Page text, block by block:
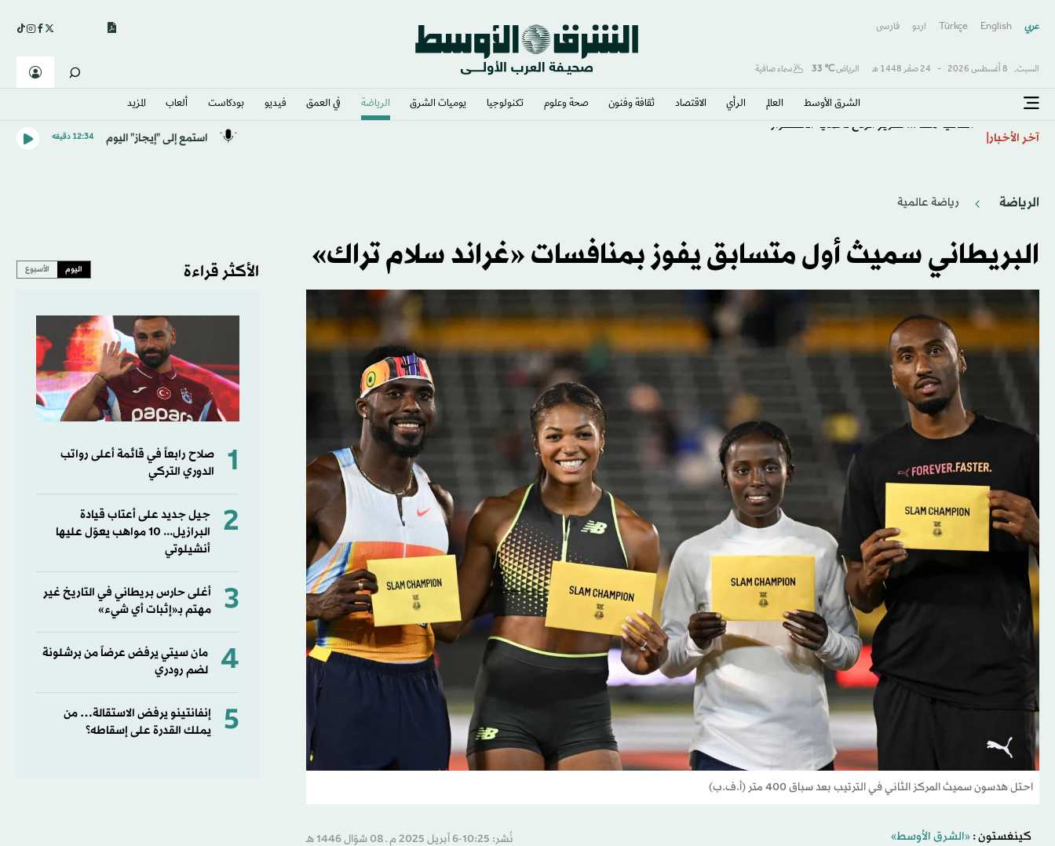
عربي English
Türkçe اردو فارسى
السبت, 8 أغسطس 2026 - 24 صفَر 1448 هـ الرياض℃
33 سماء صافية
الشرق الأوسط​ العالم الرأي الاقتصاد ثقافة وفنون صحة وعلوم تكنولوجيا يوميات الشرق​ الرياضة في العمق فيديو بودكاست ألعاب المزيد
آخر الأخبار استمع إلى "إيجاز" اليوم 12:34 دقيقه
الرياضة رياضة عالمية
البريطاني سميث أول متسابق يفوز بمنافسات «غراند سلام تراك»
احتل هدسون سميث المركز الثاني في الترتيب بعد سباق 400 متر (أ.ف.ب)
كينغستون : «الشرق الأوسط» نُشر: 10:25-6 أبريل 2025 م ـ 08 شوّال 1446 هـ
الأكثر قراءة اليوم الأسبوع
1
صلاح رابعاً في قائمة أعلى رواتب
الدوري التركي
2
جيل جديد على أعتاب قيادة
البرازيل... 10 مواهب يعوّل عليها
أنشيلوتي
3
أغلى حارس بريطاني في التاريخ غير
مهتم بـ«إثبات أي شيء»
4
مان سيتي يرفض عرضاً من برشلونة
لضم رودري
5
إنفانتينو يرفض الاستقالة… من
يملك القدرة على إسقاطه؟